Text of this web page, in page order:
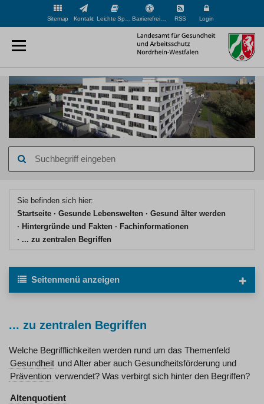
Sitemap Kontakt Barrierefreiheit RSS Login
eingeben
Sie befinden sich hier:
Startseite
Gesunde Lebenswelten
Gesund älter werden
Hintergründe und Fakten
Fachinformationen
... zu zentralen Begriffen
Seitenmenü anzeigen
... zu zentralen Begriffen
Welche Begrifflichkeiten werden rund um das Themenfeld
Gesundheit und Alter aber auch Gesundheitsförderung und
Prävention verwendet? Was verbirgt sich hinter den Begriffen?
Altenquotient